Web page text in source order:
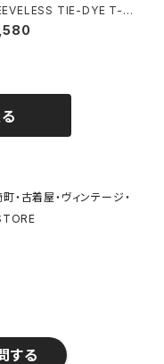
する
TIE-DYE T-S
古着屋・ヴィンテージ・